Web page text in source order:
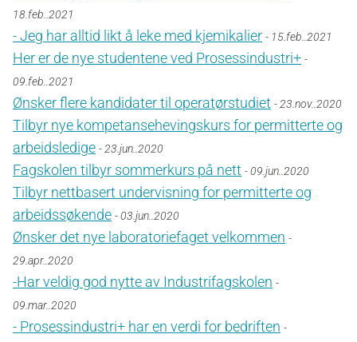
18.feb..2021
- Jeg har alltid likt å leke med kjemikalier - 15.feb..2021
Her er de nye studentene ved Prosessindustri+ -
09.feb..2021
Ønsker flere kandidater til operatørstudiet - 23.nov..2020
Tilbyr nye kompetansehevingskurs for permitterte og
arbeidsledige - 23.jun..2020
Fagskolen tilbyr sommerkurs på nett - 09.jun..2020
Tilbyr nettbasert undervisning for permitterte og
arbeidssøkende - 03.jun..2020
Ønsker det nye laboratoriefaget velkommen -
29.apr..2020
-Har veldig god nytte av Industrifagskolen -
09.mar..2020
- Prosessindustri+ har en verdi for bedriften -